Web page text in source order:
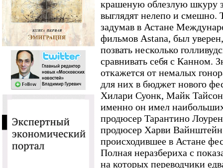
крашеную облезлую шкуру
выглядят нелепо и смешно.
задумав в Астане
фильмов Astana, был
позвать несколько
сравнивать себя с Канном.
откажется от немалых
для них в бюджет нового
Хилари Суонк, Майк
именно он имел
продюсер Тарантино
продюсер Харви
происходившее в Астане
Полная неразбериха с
на которых переводчики